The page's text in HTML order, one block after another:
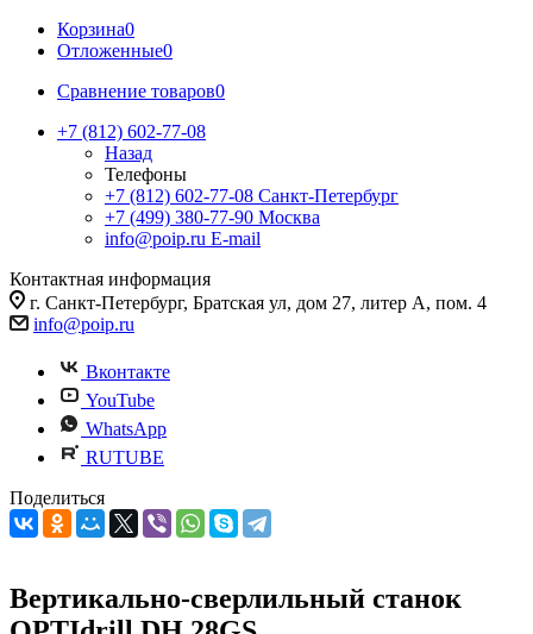
Корзина0
Отложенные0
Сравнение товаров0
+7 (812) 602-77-08
Назад
Телефоны
+7 (812) 602-77-08 Санкт-Петербург
+7 (499) 380-77-90 Москва
info@poip.ru E-mail
Контактная информация
г. Санкт-Петербург, Братская ул, дом 27, литер А, пом. 4
info@poip.ru
Вконтакте
YouTube
WhatsApp
RUTUBE
Поделиться
Вертикально-сверлильный станок